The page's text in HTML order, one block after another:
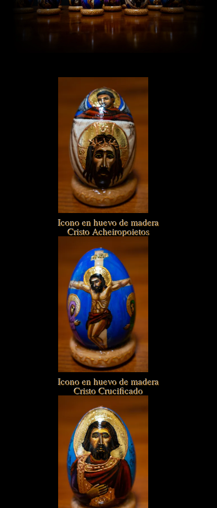
Icono en huevo de madera
Cristo Acheiropoietos
Icono en huevo de madera
Cristo Crucificado